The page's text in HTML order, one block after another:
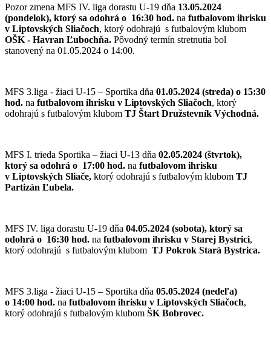
Pozor zmena MFS IV. liga dorastu U-19 dňa 13.05.2024
(pondelok), ktorý sa odohrá o 16:30 hod. na futbalovom ihrisku
v Liptovských Sliačoch, ktorý odohrajú s futbalovým klubom
OŠK - Havran Ľubochňa. Pôvodný termín stretnutia bol
stanovený na 01.05.2024 o 14:00.
MFS 3.liga - žiaci U-15 – Sportika dňa 01.05.2024 (streda) o 15:30
hod. na futbalovom ihrisku v Liptovských Sliačoch, ktorý
odohrajú s futbalovým klubom TJ Štart Družstevník Východná.
MFS I. trieda Sportika – žiaci U-13 dňa 02.05.2024 (štvrtok),
ktorý sa odohrá o 17:00 hod. na futbalovom ihrisku
v Liptovských Sliače, ktorý odohrajú s futbalovým klubom TJ
Partizán Ľubela.
MFS IV. liga dorastu U-19 dňa 04.05.2024 (sobota), ktorý sa
odohrá o 16:30 hod. na futbalovom ihrisku v Starej Bystrici,
ktorý odohrajú s futbalovým klubom TJ Pokrok Stará Bystrica.
MFS 3.liga - žiaci U-15 – Sportika dňa 05.05.2024 (nedeľa)
o 14:00 hod. na futbalovom ihrisku v Liptovských Sliačoch,
ktorý odohrajú s futbalovým klubom ŠK Bobrovec.